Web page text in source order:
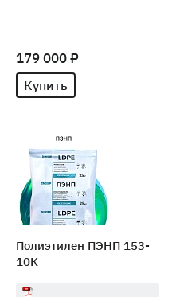
179 000 ₽
Купить
Полиэтилен ПЭНП 153-
10К